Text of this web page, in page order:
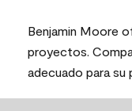
Benjamin Moore
proyectos.
adecuado para